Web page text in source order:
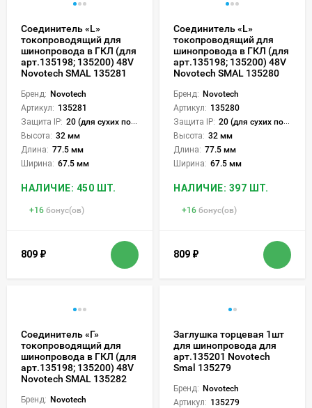
Соединитель «L»
токопроводящий для
шинопровода в ГКЛ (для
арт.135198; 135200) 48V
Novotech SMAL 135281
Бренд: Novotech
Артикул: 135281
Защита IP: 20 (для сухих пом.)
Высота: 32 мм
Длина: 77.5 мм
Ширина: 67.5 мм
НАЛИЧИЕ: 450 ШТ.
+16 бонус(ов)
809 ₽
Соединитель «L»
токопроводящий для
шинопровода в ГКЛ (для
арт.135198; 135200) 48V
Novotech SMAL 135280
Бренд: Novotech
Артикул: 135280
Защита IP: 20 (для сухих пом.)
Высота: 32 мм
Длина: 77.5 мм
Ширина: 67.5 мм
НАЛИЧИЕ: 397 ШТ.
+16 бонус(ов)
809 ₽
Соединитель «Г»
токопроводящий для
шинопровода в ГКЛ (для
арт.135198; 135200) 48V
Novotech SMAL 135282
Бренд: Novotech
Заглушка торцевая 1шт
для шинопровода для
арт.135201 Novotech
Smal 135279
Бренд: Novotech
Артикул: 135279